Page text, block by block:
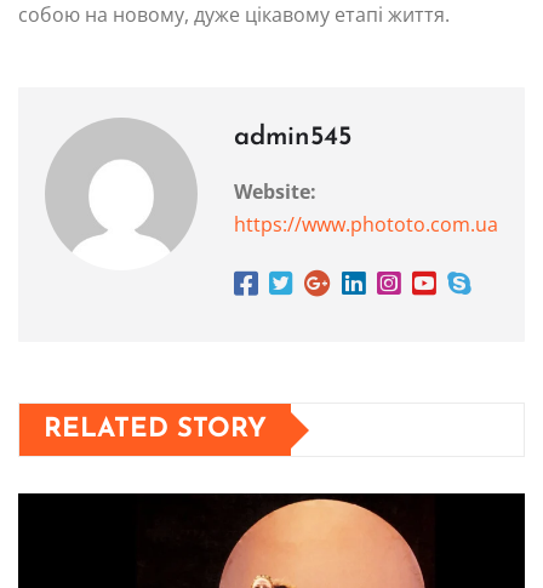
собою на новому, дуже цікавому етапі життя.
admin545
Website:
https://www.phototo.com.ua
RELATED STORY